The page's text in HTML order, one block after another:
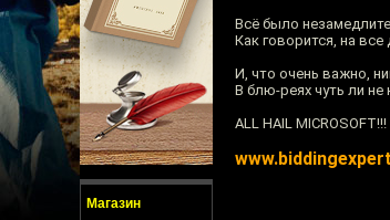
Магазин
Всё было
Как говорится, на все
И, что очень важно,
В блю-реях чуть ли не
ALL HAIL MICROSOFT!!!